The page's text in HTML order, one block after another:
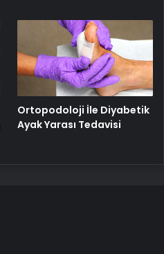
Ortopodoloji İle Diyabetik
Ayak Yarası Tedavisi